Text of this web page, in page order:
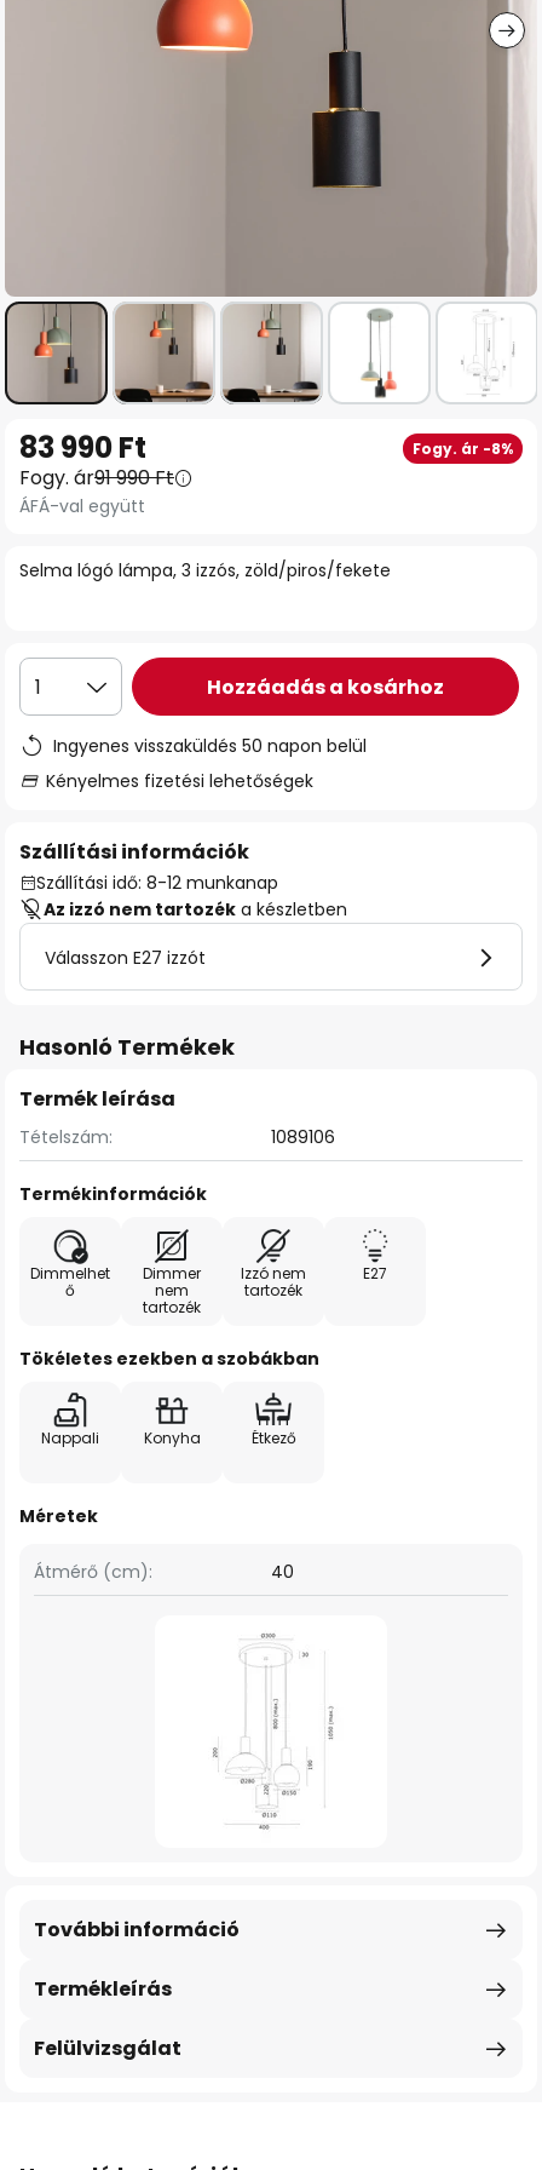
képgaléria
elejére
Selma lógó lámpa, 3 izzós, zöld/piros/fekete
83 990 Ft Fogy. ár -8%
Fogy. ár91 990 Ft
ÁFÁ-val együtt
1 Hozzáadás a kosárhoz
Ingyenes visszaküldés 50 napon belül
Kényelmes fizetési lehetőségek
Szállítási információk
Szállítási idő: 8-12 munkanap
Az izzó nem tartozék a készletben
Válasszon E27 izzót
Hasonló Termékek
Termék leírása
Tételszám: 1089106
Termékinformációk
Dimmelhet
ő
Dimmer
nem
tartozék
Izzó nem
tartozék
E27
Tökéletes ezekben a szobákban
Nappali Konyha Étkező
Méretek
Átmérő (cm): 40
Termékleírás
További információ
Felülvizsgálat